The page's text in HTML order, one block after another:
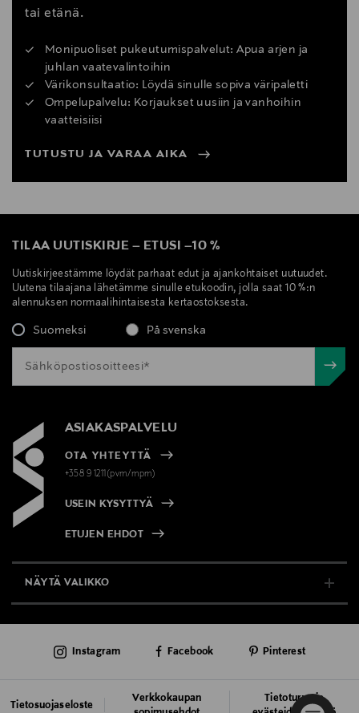
tai etänä.
Monipuoliset pukeutumispalvelut: Apua arjen ja
juhlan vaatevalintoihin
Värikonsultaatio: Löydä sinulle sopiva väripaletti
Ompelupalvelu: Korjaukset uusiin ja vanhoihin
vaatteisiisi
TUTUSTU JA VARAA AIKA
TILAA UUTISKIRJE – ETUSI –10 %
Uutiskirjeestämme löydät parhaat edut ja ajankohtaiset uutuudet.
Uutena tilaajana lähetämme sinulle etukoodin, jolla saat 10 %:n
alennuksen normaalihintaisesta kertaostoksesta.
Suomeksi På svenska
ASIAKASPALVELU
OTA YHTEYTTÄ
+358 9 1211(pvm/mpm)
USEIN KYSYTTYÄ
ETUJEN EHDOT
NÄYTÄ VALIKKO
AJANKOHTAISTA
Tietosuojaseloste
Verkkokaupan
Tietoturva ja
Instagram Facebook Pinterest